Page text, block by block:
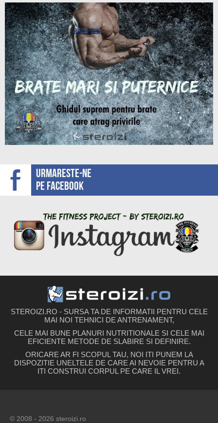
Urmareste-ne
pe facebook
STEROIZI.RO - SURSA TA DE INFORMATII PENTRU CELE
MAI NOI TEHNICI DE ANTRENAMENT,
CELE MAI BUNE PLANURI NUTRITIONALE SI CELE MAI
EFICIENTE METODE DE SLABIRE SI DEFINIRE.
ORICARE AR FI SCOPUL TAU, NOI ITI PUNEM LA
DISPOZITIE UNELTELE DE CARE AI NEVOIE PENTRU A
ITI CONSTRUI CORPUL PE CARE IL VREI.
© 2008 - 2026 steroizi.ro